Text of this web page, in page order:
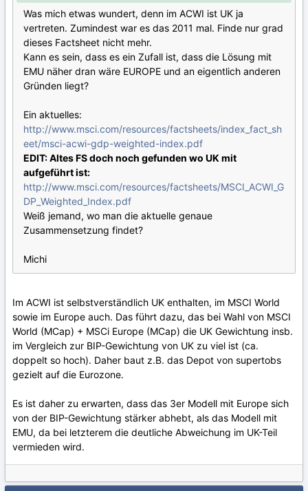
Was mich etwas wundert, denn im ACWI ist UK ja
vertreten. Zumindest war es das 2011 mal. Finde nur grad
dieses Factsheet nicht mehr.
Kann es sein, dass es ein Zufall ist, dass die Lösung mit
EMU näher dran wäre EUROPE und an eigentlich anderen
Gründen liegt?
Ein aktuelles:
http://www.msci.com/resources/factsheets/index_fact_sh
eet/msci-acwi-gdp-weighted-index.pdf
EDIT: Altes FS doch noch gefunden wo UK mit
aufgeführt ist:
http://www.msci.com/resources/factsheets/MSCI_ACWI_G
DP_Weighted_Index.pdf
Weiß jemand, wo man die aktuelle genaue
Zusammensetzung findet?
Michi
Im ACWI ist selbstverständlich UK enthalten, im MSCI World
sowie im Europe auch. Das führt dazu, das bei Wahl von MSCI
World (MCap) + MSCi Europe (MCap) die UK Gewichtung insb.
im Vergleich zur BIP-Gewichtung von UK zu viel ist (ca.
doppelt so hoch). Daher baut z.B. das Depot von supertobs
gezielt auf die Eurozone.
Es ist daher zu erwarten, dass das 3er Modell mit Europe sich
von der BIP-Gewichtung stärker abhebt, als das Modell mit
EMU, da bei letzterem die deutliche Abweichung im UK-Teil
vermieden wird.